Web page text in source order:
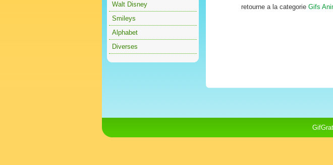
Walt Disney
Smileys
Alphabet
Diverses
retourne a la categorie Gifs